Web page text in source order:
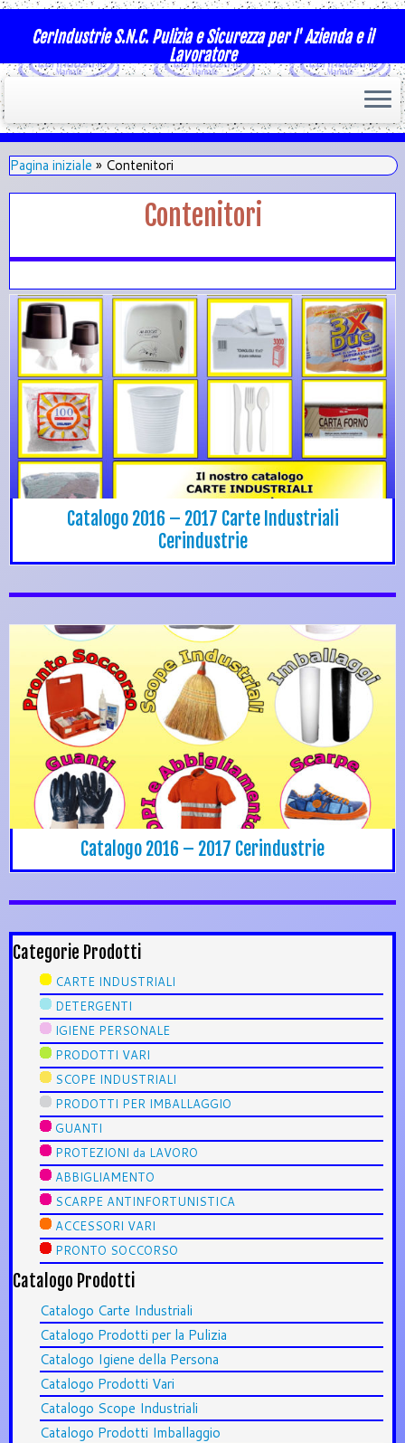
CerIndustrie S.N.C. Pulizia e Sicurezza per l' Azienda e il
Lavoratore
Pagina iniziale » Contenitori
Contenitori
Catalogo 2016 – 2017 Carte Industriali
Cerindustrie
Catalogo 2016 – 2017 Cerindustrie
Categorie Prodotti
CARTE INDUSTRIALI
DETERGENTI
IGIENE PERSONALE
PRODOTTI VARI
SCOPE INDUSTRIALI
PRODOTTI PER IMBALLAGGIO
GUANTI
PROTEZIONI da LAVORO
ABBIGLIAMENTO
SCARPE ANTINFORTUNISTICA
ACCESSORI VARI
PRONTO SOCCORSO
Catalogo Prodotti
Catalogo Carte Industriali
Catalogo Prodotti per la Pulizia
Catalogo Igiene della Persona
Catalogo Prodotti Vari
Catalogo Scope Industriali
Catalogo Prodotti Imballaggio